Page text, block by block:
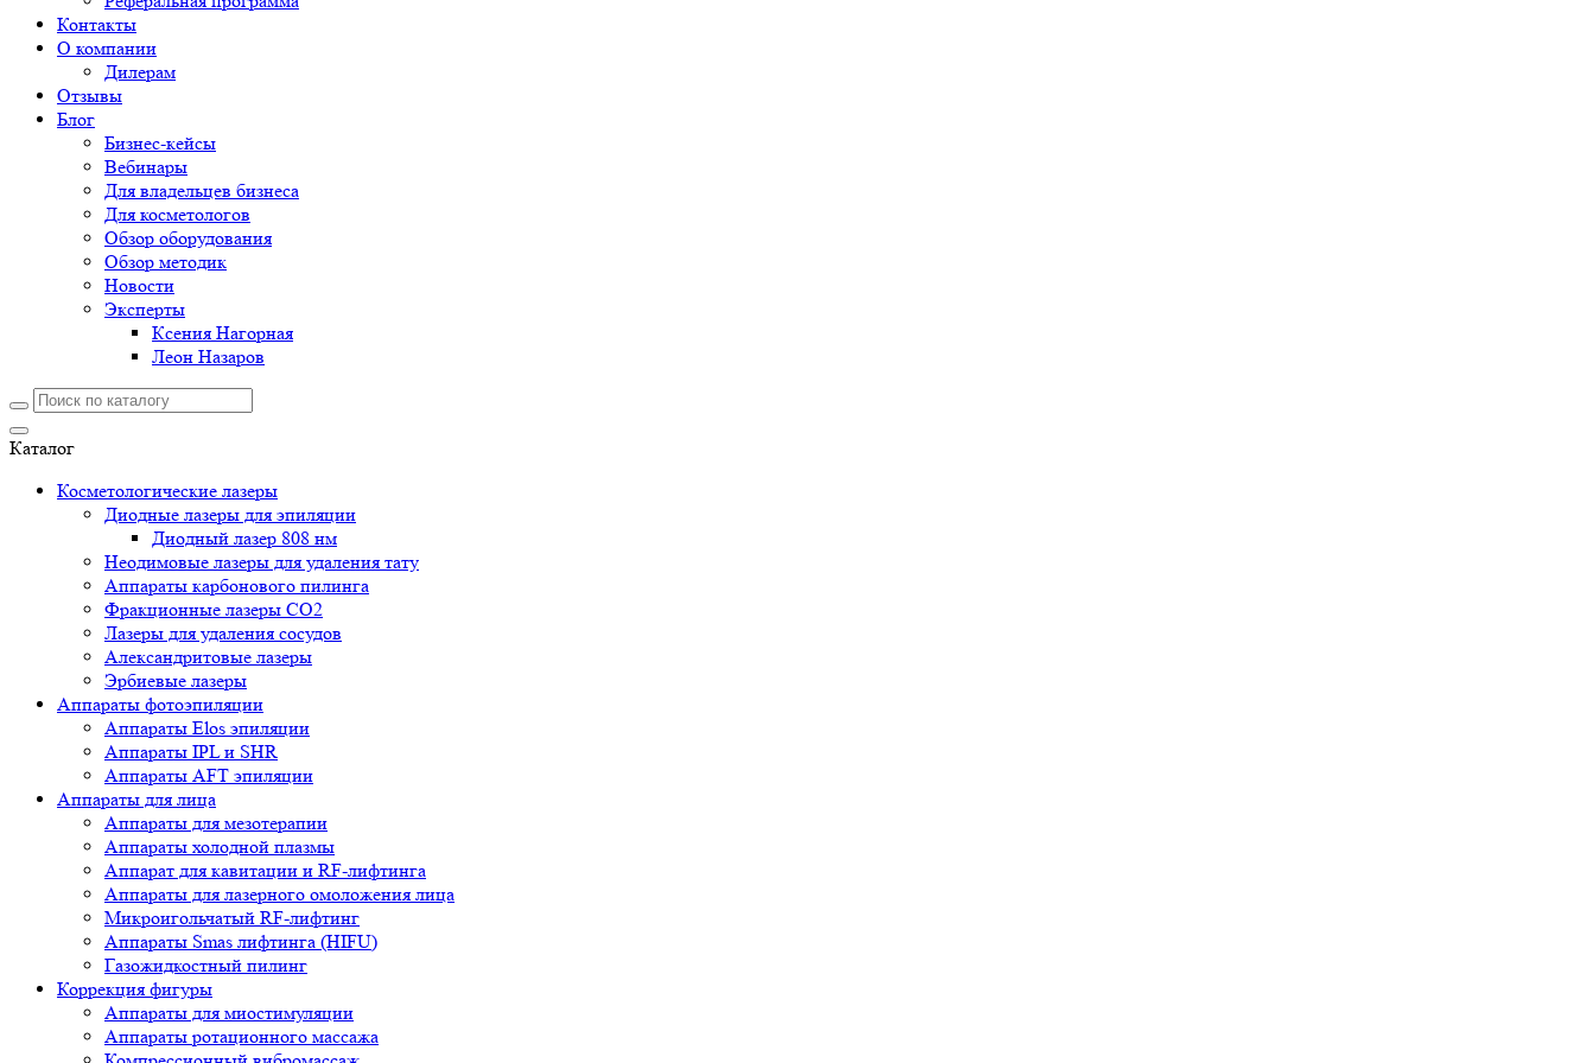
Контакты
О компании
Дилерам
Отзывы
Блог
Бизнес-кейсы
Вебинары
Для владельцев бизнеса
Для косметологов
Обзор оборудования
Обзор методик
Новости
Эксперты
Ксения Нагорная
Леон Назаров
Каталог
Косметологические лазеры
Диодные лазеры для эпиляции
Диодный лазер 808 нм
Неодимовые лазеры для удаления тату
Аппараты карбонового пилинга
Фракционные лазеры CO2
Лазеры для удаления сосудов
Александритовые лазеры
Эрбиевые лазеры
Аппараты фотоэпиляции
Аппараты Elos эпиляции
Аппараты IPL и SHR
Аппараты AFT эпиляции
Аппараты для лица
Аппараты для мезотерапии
Аппараты холодной плазмы
Аппарат для кавитации и RF-лифтинга
Аппараты для лазерного омоложения лица
Микроигольчатый RF-лифтинг
Аппараты Smas лифтинга (HIFU)
Газожидкостный пилинг
Коррекция фигуры
Аппараты для миостимуляции
Аппараты ротационного массажа